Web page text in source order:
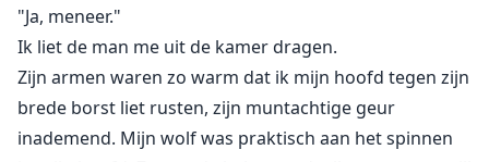
"Ja, meneer."
Ik liet de man me uit de kamer dragen.
Zijn armen waren zo warm dat ik mijn hoofd tegen zijn
brede borst liet rusten, zijn muntachtige geur
inademend. Mijn wolf was praktisch aan het spinnen